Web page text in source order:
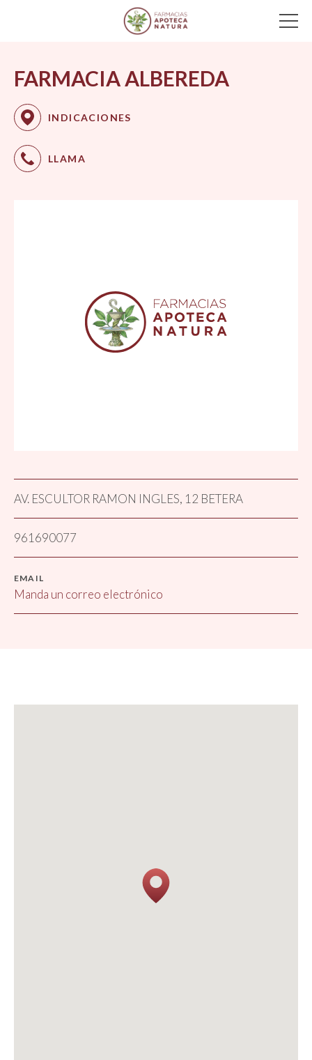
Main Navigation
AV. ESCULTOR RAMON INGLES, 12 BETERA
961690077
EMAIL
Manda un correo electrónico
FARMACIA ALBEREDA
INDICACIONES
LLAMA